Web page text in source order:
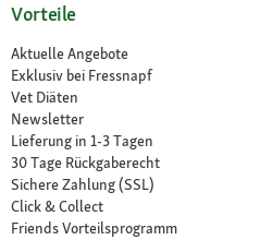
Vorteile
Aktuelle Angebote
Exklusiv bei Fressnapf
Vet Diäten
Newsletter
Lieferung in 1-3 Tagen
30 Tage Rückgaberecht
Sichere Zahlung (SSL)
Click & Collect
Friends Vorteilsprogramm